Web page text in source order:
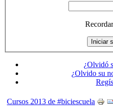
¿Olvidó
¿Olvido su
Cursos 2013 de #biciescuela